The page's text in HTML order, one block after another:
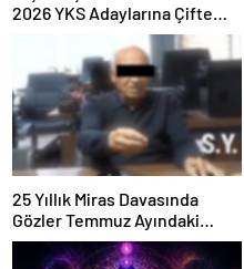
2026 YKS Adaylarına Çifte
Güvence: Sabit Ücret ve
Kesintisiz Burs
25 Yıllık Miras Davasında
Gözler Temmuz Ayındaki
Karar Duruşmasına Çevrildi